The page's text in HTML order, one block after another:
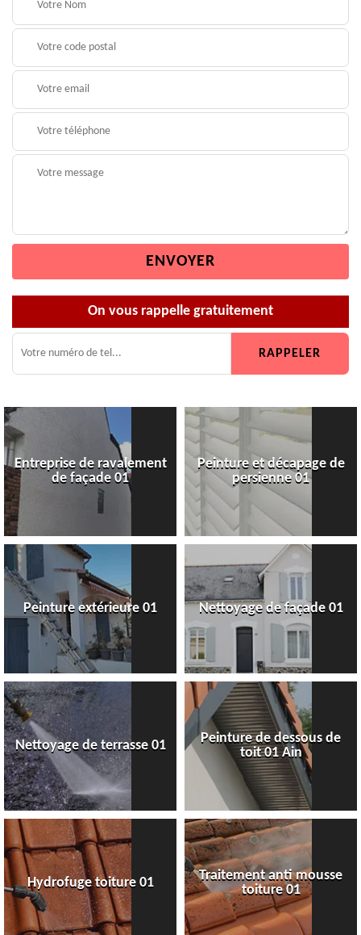
On vous rappelle gratuitement
Entreprise de ravalement
de façade 01
Peinture et décapage de
persienne 01
Peinture extérieure 01 Nettoyage de façade 01
Nettoyage de terrasse 01
Peinture de dessous de
toit 01 Ain
Hydrofuge toiture 01
Traitement anti mousse
toiture 01